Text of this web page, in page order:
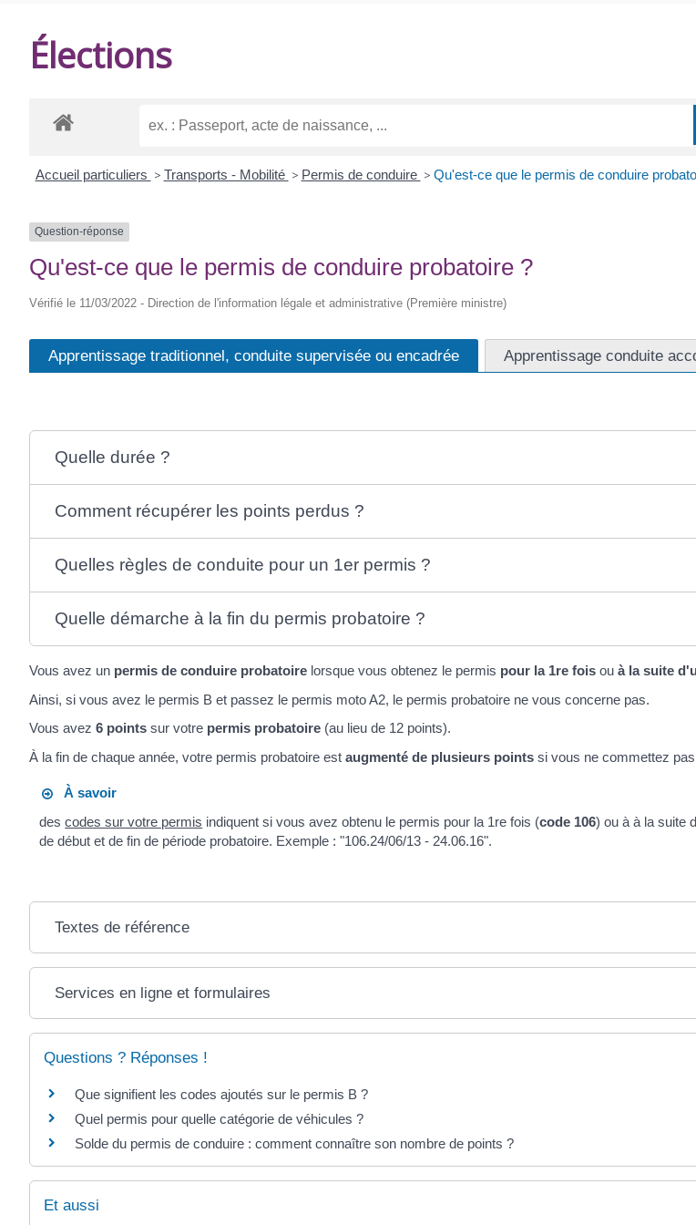
Élections
Accueil particuliers > Transports - Mobilité > Permis de conduire > Qu'est-ce que le permis de conduire
Question-réponse
Qu'est-ce que le permis de conduire probatoire ?
Vérifié le 11/03/2022 - Direction de l'information légale et administrative (Première ministre)
Apprentissage traditionnel, conduite supervisée ou encadrée Apprentissage conduite
Quelle durée ?
Comment récupérer les points perdus ?
Quelles règles de conduite pour un 1er permis ?
Quelle démarche à la fin du permis probatoire ?
Vous avez un permis de conduire probatoire lorsque vous obtenez le permis pour la 1re fois ou à la suite
Ainsi, si vous avez le permis B et passez le permis moto A2, le permis probatoire ne vous concerne pas.
Vous avez 6 points sur votre permis probatoire (au lieu de 12 points).
À la fin de chaque année, votre permis probatoire est augmenté de plusieurs points si vous ne commettez pas
À savoir
descodes sur votre permis indiquent si vous avez obtenu le permis pour la 1re fois (code 106) ou à à la suite
de début et de fin de période probatoire. Exemple : "106.24/06/13 - 24.06.16".
Textes de référence
Services en ligne et formulaires
Questions ? Réponses !
Que signifient les codes ajoutés sur le permis B ?
Quel permis pour quelle catégorie de véhicules ?
Solde du permis de conduire : comment connaître son nombre de points ?
Et aussi